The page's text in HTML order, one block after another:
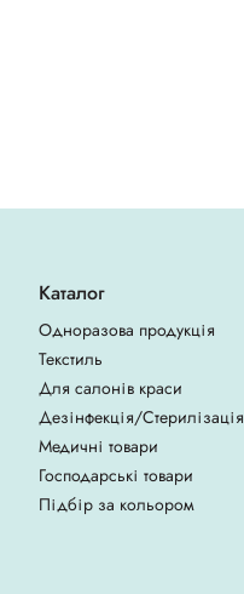
Каталог
Одноразова продукція
Текстиль
Для салонів краси
Дезінфекція/Стерилізація
Медичні товари
Господарські товари
Підбір за кольором